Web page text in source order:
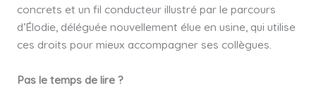
concrets et un fil conducteur illustré par le parcours
d’Élodie, déléguée nouvellement élue en usine, qui utilise
ces droits pour mieux accompagner ses collègues.
Pas le temps de lire ?